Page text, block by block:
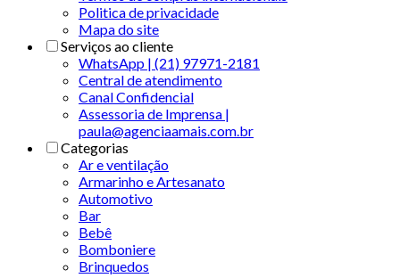
Politica de privacidade
Mapa do site
Serviços ao cliente
WhatsApp | (21) 97971-2181
Central de atendimento
Canal Confidencial
Assessoria de Imprensa |
paula@agenciaamais.com.br
Categorias
Ar e ventilação
Armarinho e Artesanato
Automotivo
Bar
Bebê
Bomboniere
Brinquedos